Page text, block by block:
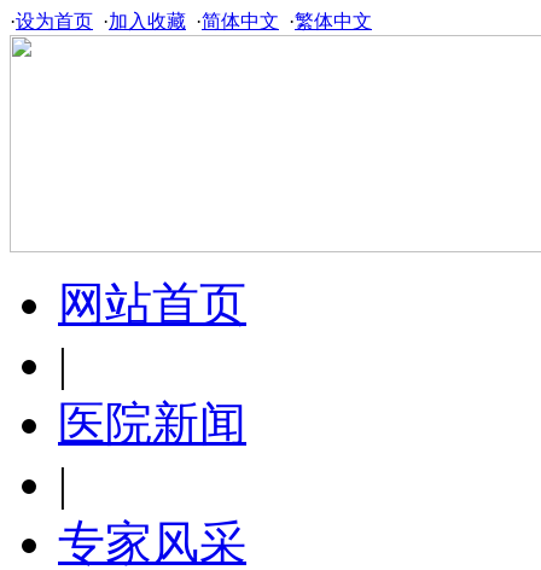
·设为首页 ·加入收藏 ·简体中文 ·繁体中文
网站首页
|
医院新闻
|
专家风采